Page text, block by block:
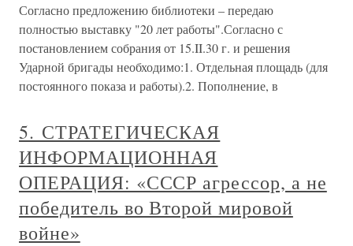
Согласно предложению библиотеки – передаю
полностью выставку "20 лет работы".Согласно с
постановлением собрания от 15.II.30 г. и решения
Ударной бригады необходимо:1. Отдельная площадь (для
постоянного показа и работы).2. Пополнение, в
5. СТРАТЕГИЧЕСКАЯ
ИНФОРМАЦИОННАЯ
ОПЕРАЦИЯ: «СССР агрессор, а не
победитель во Второй мировой
войне»